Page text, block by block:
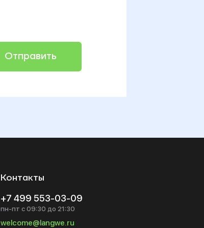
Контакты
+7 499 553-03-09
пн-пт с 09:30 до 21:30
welcome@langwe.ru